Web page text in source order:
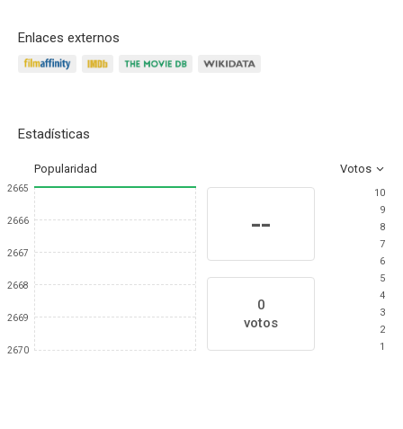
Enlaces externos
Estadísticas
Popularidad Votos
2665
2666
2667
2668
2669
2670
--
0
votos
10
9
8
7
6
5
4
3
2
1